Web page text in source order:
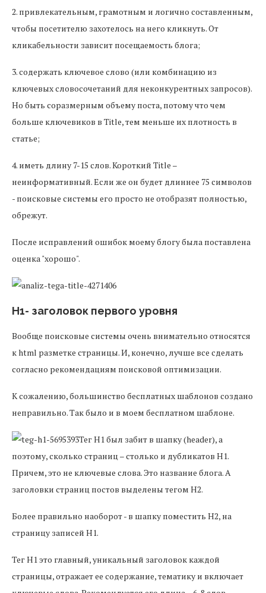
2. привлекательным, грамотным и логично составленным,
чтобы посетителю захотелось на него кликнуть. От
кликабельности зависит посещаемость блога;
3. содержать ключевое слово (или комбинацию из
ключевых словосочетаний для неконкурентных запросов).
Но быть соразмерным объему поста, потому что чем
больше ключевиков в Title, тем меньше их плотность в
статье;
4. иметь длину 7-15 слов. Короткий Title –
неинформативный. Если же он будет длиннее 75 символов
- поисковые системы его просто не отобразят полностью,
обрежут.
После исправлений ошибок моему блогу была поставлена
оценка "хорошо".
H1- заголовок первого уровня
Вообще поисковые системы очень внимательно относятся
к html разметке страницы. И, конечно, лучше все сделать
согласно рекомендациям поисковой оптимизации.
К сожалению, большинство бесплатных шаблонов создано
неправильно. Так было и в моем бесплатном шаблоне.
Тег H1 был забит в шапку (header), а
поэтому, сколько страниц – столько и дубликатов H1.
Причем, это не ключевые слова. Это название блога. А
заголовки страниц постов выделены тегом H2.
Более правильно наоборот - в шапку поместить H2, на
страницу записей H1.
Тег H1 это главный, уникальный заголовок каждой
страницы, отражает ее содержание, тематику и включает